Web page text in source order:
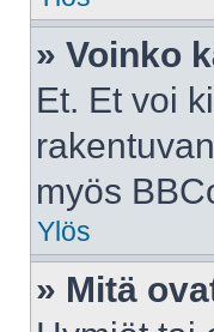
» Voinko
Et. Et voi
myös
Ylös
» Mitä